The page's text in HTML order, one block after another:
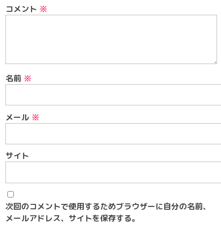
コメント ※
名前 ※
メール ※
サイト
次回のコメントで使用するためブラウザーに自分の名前、
メールアドレス、サイトを保存する。